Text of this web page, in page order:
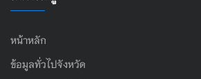
หน้าหลัก
ข้อมูลทั่วไปจังหวัด